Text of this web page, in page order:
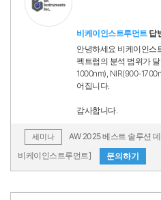
비케이인스트루먼트답
안녕하세요 비케이인스
펙트럼의 분석 범위가
1000nm), NIR(900-
어집니다.
감사합니다.
세미나
AW 2025 베스트 솔루션
비케이인스트루먼트]
문의하기